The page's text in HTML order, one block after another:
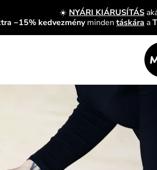
☀️ NYÁRI KIÁRUSÍTÁS
−15% kedvezményminden táskára a